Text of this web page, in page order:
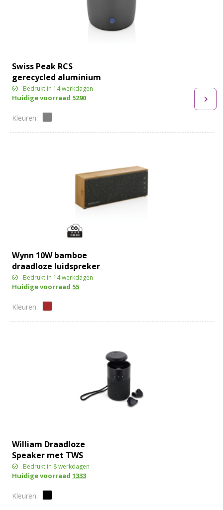
Swiss Peak RCS
gerecycled aluminium
3W bass speaker
Bedrukt in 14 werkdagen
Huidige voorraad 5290
Wynn 10W bamboe
draadloze luidspreker
Bedrukt in 14 werkdagen
Huidige voorraad 55
William Draadloze
Speaker met TWS
oordopjes
Bedrukt in 8 werkdagen
Huidige voorraad1333